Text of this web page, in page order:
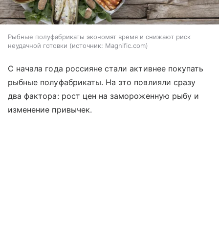
Рыбные полуфабрикаты экономят время и снижают риск
неудачной готовки
источник: Magnific.com
С начала года россияне стали активнее покупать
рыбные полуфабрикаты. На это повлияли сразу
два фактора: рост цен на замороженную рыбу и
изменение привычек.